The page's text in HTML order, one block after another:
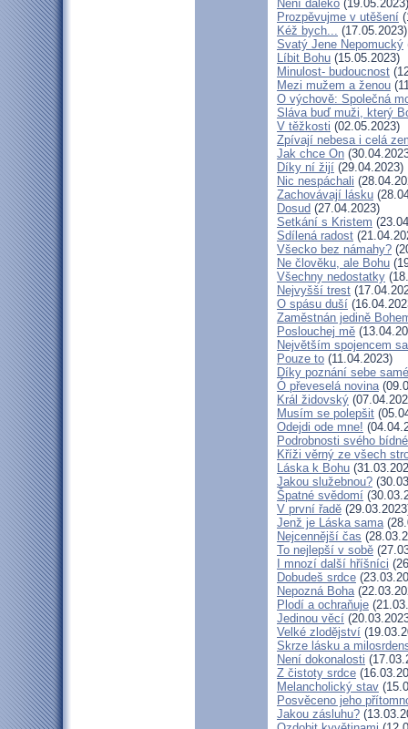
Není daleko (19.05.2023)
Prozpěvujme v utěšení
Kéž bych... (17.05.2023)
Svatý Jene Nepomucký
Líbit Bohu (15.05.2023)
Minulost- budoucnost
Mezi mužem a ženou
O výchově: Společná
Sláva buď muži, který
V těžkosti (02.05.2023)
Zpívají nebesa i celá
Jak chce On
Díky ní žijí (29.04.2023)
Nic nespáchali
Zachovávají lásku
Dosud (27.04.2023)
Setkání s Kristem
Sdílená radost
Všecko bez námahy?
Ne člověku, ale Bohu
Všechny nedostatky
Nejvyšší trest
O spásu duší
Zaměstnán jedině
Poslouchej mě
Největším spojencem
Pouze to (11.04.2023)
Díky poznání sebe
Ó převeselá novina
Král židovský
Musím se polepšit
Odejdi ode mne!
Podrobnosti svého
Kříži věrný ze všech
Láska k Bohu
Jakou služebnou?
Špatné svědomí
V první řadě
Jenž je Láska sama
Nejcennější čas
To nejlepší v sobě
I mnozí další hříšníci
Dobudeš srdce
Nepozná Boha
Plodí a ochraňuje
Jedinou věcí
Velké zlodějství
Skrze lásku a
Není dokonalosti
Z čistoty srdce
Melancholický stav
Posvěceno jeho
Jakou zásluhu?